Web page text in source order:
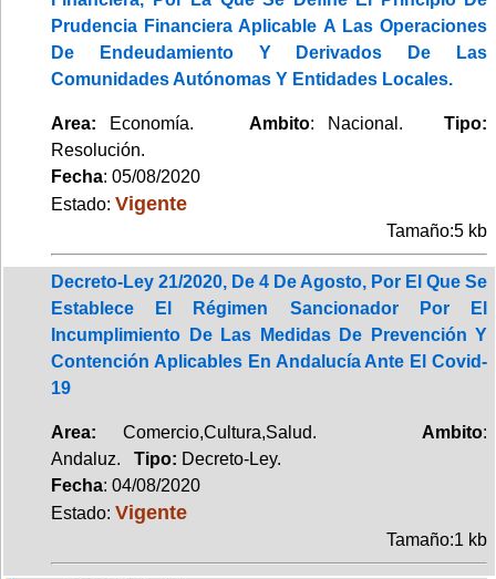
Prudencia Financiera Aplicable A Las Operaciones
De Endeudamiento Y Derivados De Las
Comunidades Autónomas Y Entidades Locales.
Area: Economía. Ambito: Nacional.Tipo:
Resolución.
Fecha: 05/08/2020
Estado: Vigente
Tamaño:5 kb
Decreto-Ley 21/2020, De 4 De Agosto, Por El Que Se
Establece El Régimen Sancionador Por El
Incumplimiento De Las Medidas De Prevención Y
Contención Aplicables En Andalucía Ante El Covid-
19
Area: Comercio,Cultura,Salud. Ambito:
Andaluz. Tipo: Decreto-Ley.
Fecha: 04/08/2020
Estado: Vigente
Tamaño:1 kb